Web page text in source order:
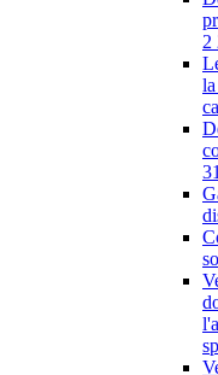
2